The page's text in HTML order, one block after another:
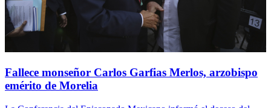
Fallece monseñor Carlos Garfias Merlos, arzobispo
emérito de Morelia